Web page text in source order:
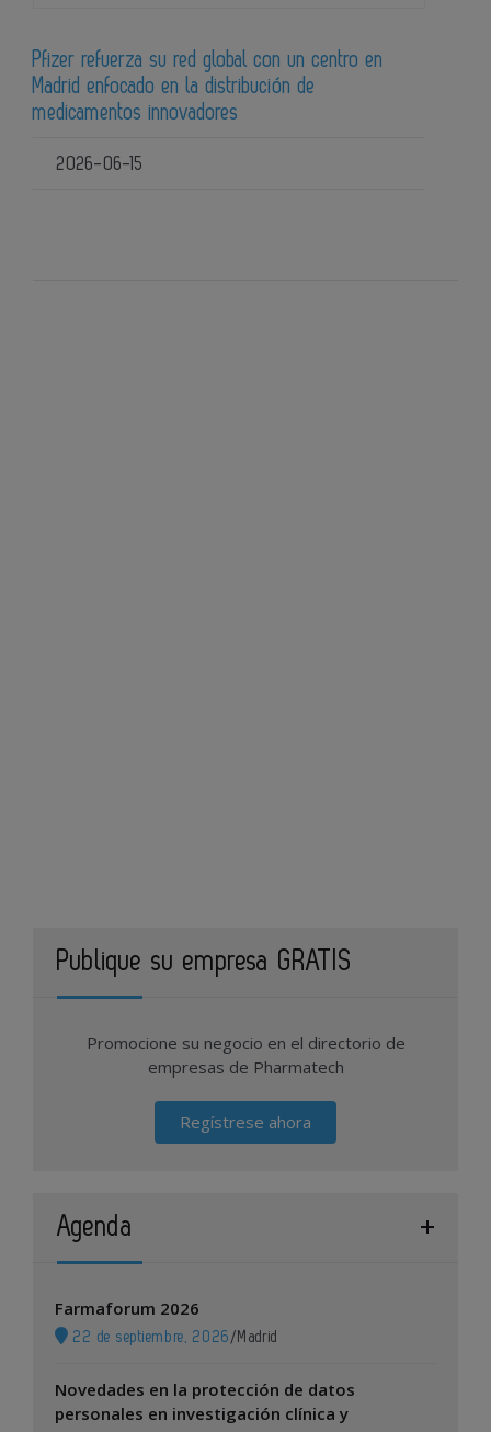
Pfizer refuerza su red global con un centro en
Madrid enfocado en la distribución de
medicamentos innovadores
2026-06-15
Publique su empresa GRATIS
Promocione su negocio en el directorio de
empresas de Pharmatech
Regístrese ahora
Agenda
Farmaforum 2026
22 de septiembre, 2026 / Madrid
Novedades en la protección de datos
personales en investigación clínica y